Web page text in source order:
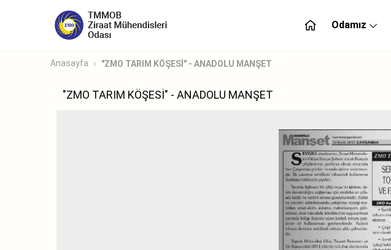
Odamız
Anasayfa "ZMO TARIM KÖŞESİ" - ANADOLU MANŞET
"ZMO TARIM KÖŞESİ" - ANADOLU MANŞET